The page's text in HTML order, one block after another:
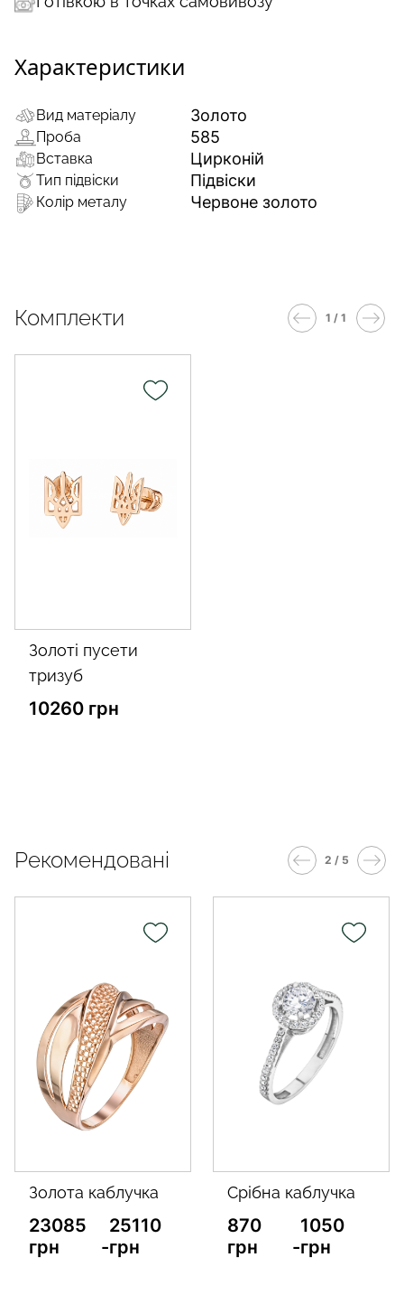
Характеристики
Вид матеріалу Золото
Проба 585
Вставка Цирконій
Тип підвіски Підвіски
Колір металу Червоне золото
Комплекти 1 / 1
золоті пусети
тризуб
10260 грн
Рекомендовані 2 / 5
срібна каблучка
870
грн
1050
срібний браслет
на ногу
984 грн